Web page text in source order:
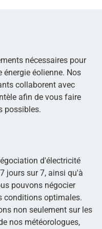
nécessaires pour
éolienne. Nos
collaborent avec
afin de vous faire
possibles.
d'électricité
jours sur 7, ainsi qu'à
pouvons négocier
conditions optimales.
non seulement sur les
nos météorologues,